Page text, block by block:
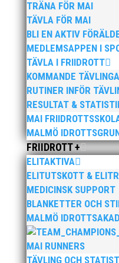
TRÄNA FÖR MAI
TÄVLA FÖR MAI
BLI EN AKTIV
MEDLEMSAPPEN I
TÄVLA I FRIIDROTT
KOMMANDE
RUTINER INFÖR
RESULTAT &
MAI
MALMÖ
FRIIDROTT +
ELITAKTIVA
ELITUTSKOTT &
MEDICINSK SUPPORT
BLANKETTER OCH
MALMÖ
MAI RUNNERS
TÄVLING OCH
Bilder från Stafett-SM
Leandersson Fler